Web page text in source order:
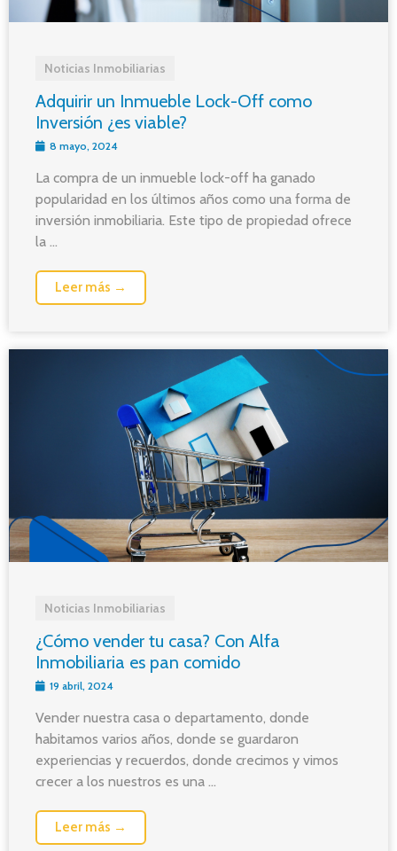
Noticias Inmobiliarias
Adquirir un Inmueble Lock-Off como
Inversión ¿es viable?
8 mayo, 2024
La compra de un inmueble lock-off ha ganado
popularidad en los últimos años como una forma de
inversión inmobiliaria. Este tipo de propiedad ofrece
la ...
Leer más →
Noticias Inmobiliarias
¿Cómo vender tu casa? Con Alfa
Inmobiliaria es pan comido
19 abril, 2024
Vender nuestra casa o departamento, donde
habitamos varios años, donde se guardaron
experiencias y recuerdos, donde crecimos y vimos
crecer a los nuestros es una ...
Leer más →